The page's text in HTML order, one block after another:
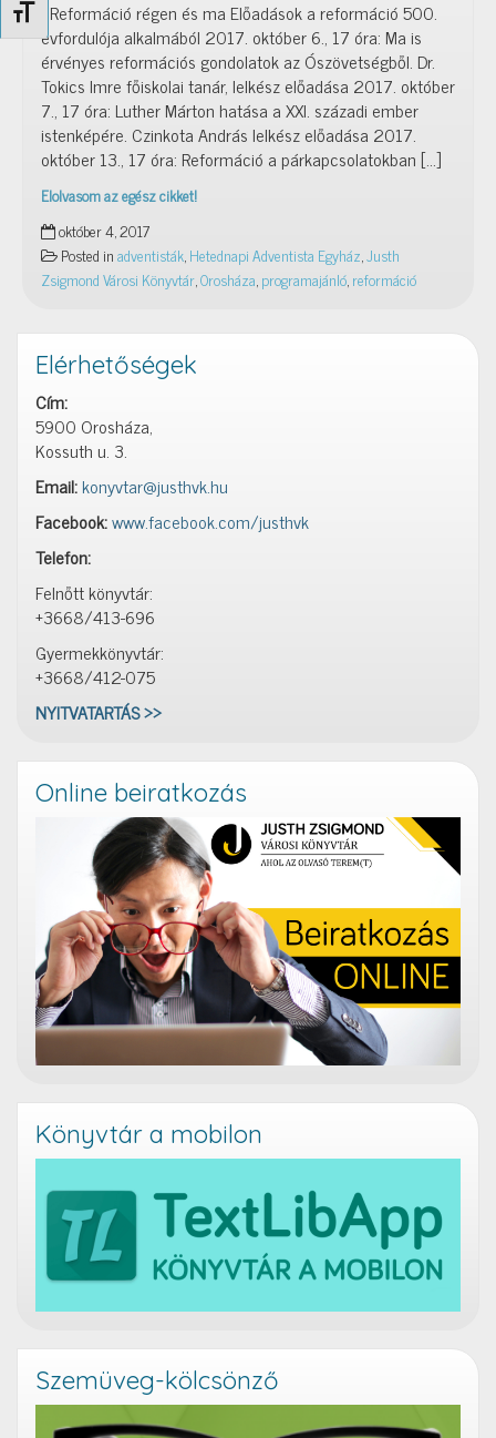
Betűméret váltása
Reformáció régen és ma Előadások a reformáció 500.
évfordulója alkalmából 2017. október 6., 17 óra: Ma is
érvényes reformációs gondolatok az Ószövetségből. Dr.
Tokics Imre főiskolai tanár, lelkész előadása 2017. október
7., 17 óra: Luther Márton hatása a XXI. századi ember
istenképére. Czinkota András lelkész előadása 2017.
október 13., 17 óra: Reformáció a párkapcsolatokban […]
Elolvasom az egész cikket!
Reformáció
régen
és
ma
október 4, 2017
Posted inadventisták,Hetednapi Adventista Egyház,Justh
Zsigmond Városi Könyvtár,Orosháza,programajánló,reformáció
Elérhetőségek
Cím:
5900 Orosháza,
Kossuth u. 3.
Email:konyvtar@justhvk.hu
Facebook:www.facebook.com/justhvk
Telefon:
Felnőtt könyvtár:
+3668/413-696
Gyermekkönyvtár:
+3668/412-075
NYITVATARTÁS >>
Online beiratkozás
Könyvtár a mobilon
Szemüveg-kölcsönző